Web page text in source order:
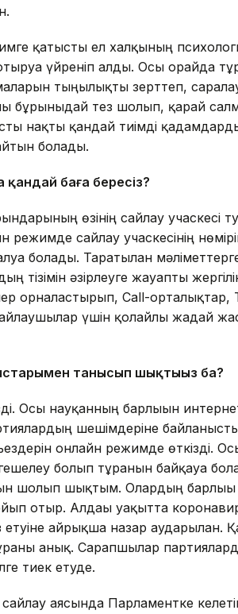
қатысты ел халқының
үйреніп алды. Осы орайда
тыңғылықты зерттеп,
бұрынғыдай тез шолып, қарай
нақты қандай тиімді
болады.
баға бересіз?
өзінің сайлау учаскесі
режимде сайлау учаскесінің
болады. Таратылған
тізімін әзірлеуге жауапты
орналастырып, Call-орталықтар,
үшін қолайлы жағдай
танысып шықтыңыз ба?
Осы науқанның барлығын
шешімдеріне
онлайн режимде өткізді.
болып тұрғанын байқауға
шолып шықтым. Олардың барлығы
отыр. Алдағы уақытта
айрықша назар аударылған.
анық. Сарапшылар
тиек етуде.
аясында Парламентке